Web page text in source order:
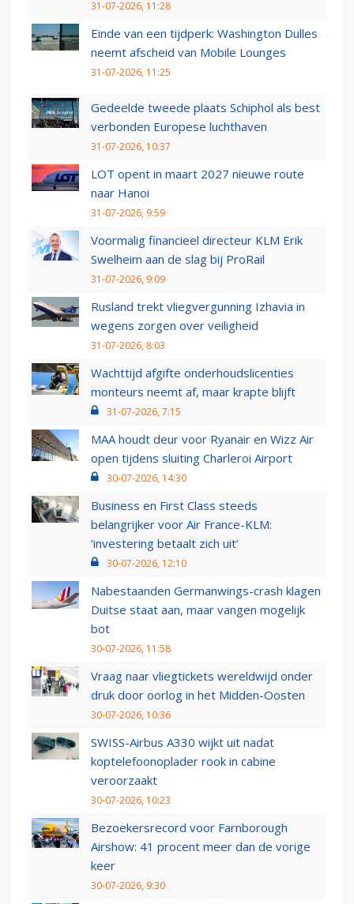
31-07-2026, 11:28
Einde van een tijdperk: Washington Dulles
neemt afscheid van Mobile Lounges
31-07-2026, 11:25
Gedeelde tweede plaats Schiphol als best
verbonden Europese luchthaven
31-07-2026, 10:37
LOT opent in maart 2027 nieuwe route
naar Hanoi
31-07-2026, 9:59
Voormalig financieel directeur KLM Erik
Swelheim aan de slag bij ProRail
31-07-2026, 9:09
Rusland trekt vliegvergunning Izhavia in
wegens zorgen over veiligheid
31-07-2026, 8:03
Wachttijd afgifte onderhoudslicenties
monteurs neemt af, maar krapte blijft
31-07-2026, 7:15
MAA houdt deur voor Ryanair en Wizz Air
open tijdens sluiting Charleroi Airport
30-07-2026, 14:30
Business en First Class steeds
belangrijker voor Air France-KLM:
‘investering betaalt zich uit’
30-07-2026, 12:10
Nabestaanden Germanwings-crash klagen
Duitse staat aan, maar vangen mogelijk
bot
30-07-2026, 11:58
Vraag naar vliegtickets wereldwijd onder
druk door oorlog in het Midden-Oosten
30-07-2026, 10:36
SWISS-Airbus A330 wijkt uit nadat
koptelefoonoplader rook in cabine
veroorzaakt
30-07-2026, 10:23
Bezoekersrecord voor Farnborough
Airshow: 41 procent meer dan de vorige
keer
30-07-2026, 9:30